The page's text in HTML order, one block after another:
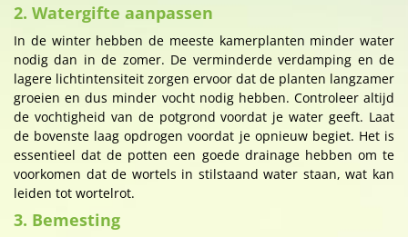
2. Watergifte aanpassen
In de winter hebben de meeste kamerplanten minder water
nodig dan in de zomer. De verminderde verdamping en de
lagere lichtintensiteit zorgen ervoor dat de planten langzamer
groeien en dus minder vocht nodig hebben. Controleer altijd
de vochtigheid van de potgrond voordat je water geeft. Laat
de bovenste laag opdrogen voordat je opnieuw begiet. Het is
essentieel dat de potten een goede drainage hebben om te
voorkomen dat de wortels in stilstaand water staan, wat kan
leiden tot wortelrot.
3. Bemesting